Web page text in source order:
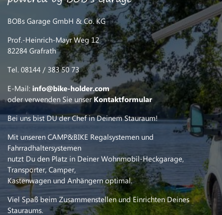
BOBs Garage GmbH & Co. KG
Prof.-Heinrich-Mayr Weg 12
82284 Grafrath
Tel. 08144 / 383 50 73
E-Mail: info@bike-holder.com
oder verwenden Sie unserKontaktformular
Bei uns bist DU der Chef in Deinem Stauraum!
Mit unseren CAMP&BIKE Regalsystemen und
Fahrradhaltersystemen
nutzt Du den Platz in Deiner Wohnmobil-Heckgarage,
Transporter, Camper,
Kastenwagen und Anhängern optimal.
Viel Spaß beim Zusammenstellen und Einrichten Deines
Stauraums.